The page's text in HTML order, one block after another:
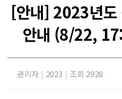
[안내] 2023년도
안내 (8/22,
관리자 | 2023 | 조회 2928